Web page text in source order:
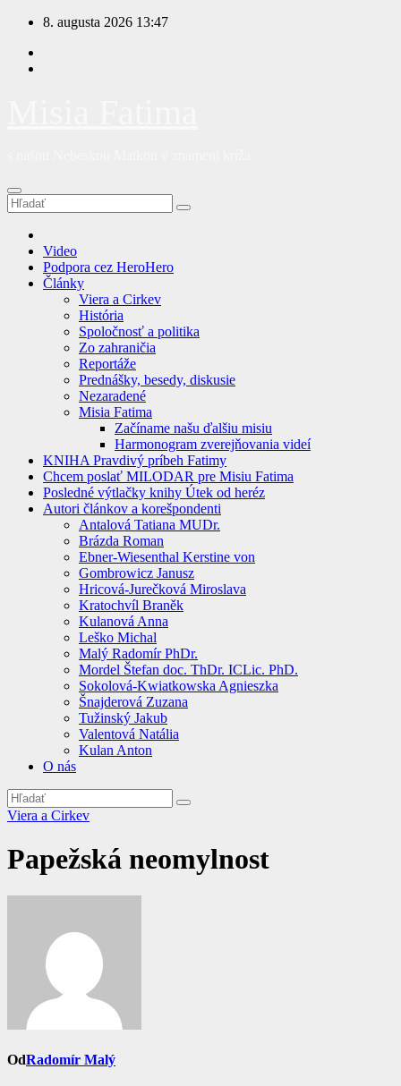
Prejsť
obsah
8. augusta 2026 13:47
Video
Podpora cez HeroHero
Články
Viera a Cirkev
História
Spoločnosť a politika
Zo zahraničia
Reportáže
Prednášky, besedy, diskusie
Nezaradené
Misia Fatima
Začíname našu ďalšiu misiu
Harmonogram zverejňovania videí
KNIHA Pravdivý príbeh Fatimy
Chcem poslať MILODAR pre Misiu Fatima
Posledné výtlačky knihy Útek od heréz
Autori článkov a korešpondenti
Antalová Tatiana MUDr.
Brázda Roman
Ebner-Wiesenthal Kerstine von
Gombrowicz Janusz
Hricová-Jurečková Miroslava
Kratochvíl Braněk
Kulanová Anna
Leško Michal
Malý Radomír PhDr.
Mordel Štefan doc. ThDr. ICLic. PhD.
Sokolová-Kwiatkowska Agnieszka
Šnajderová Zuzana
Tužinský Jakub
Valentová Natália
Kulan Anton
O nás
Viera a Cirkev
Papežská neomylnost
OdRadomír Malý